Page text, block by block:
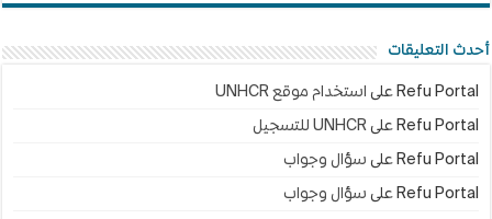
أحدث التعليقات
Refu Portal على استخدام موقع UNHCR
Refu Portal علىUNHCR للتسجيل
Refu Portal على سؤال وجواب
Refu Portal على سؤال وجواب